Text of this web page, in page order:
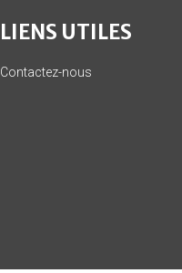
LIENS UTILES
Contactez-nous